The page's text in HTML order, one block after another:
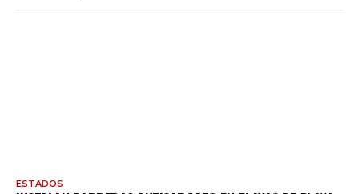
ESTADOS